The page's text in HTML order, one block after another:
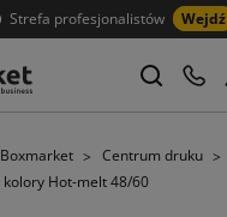
Strefa profesjonalistów Wejdź
Centrum druku
Hot-melt 48/60